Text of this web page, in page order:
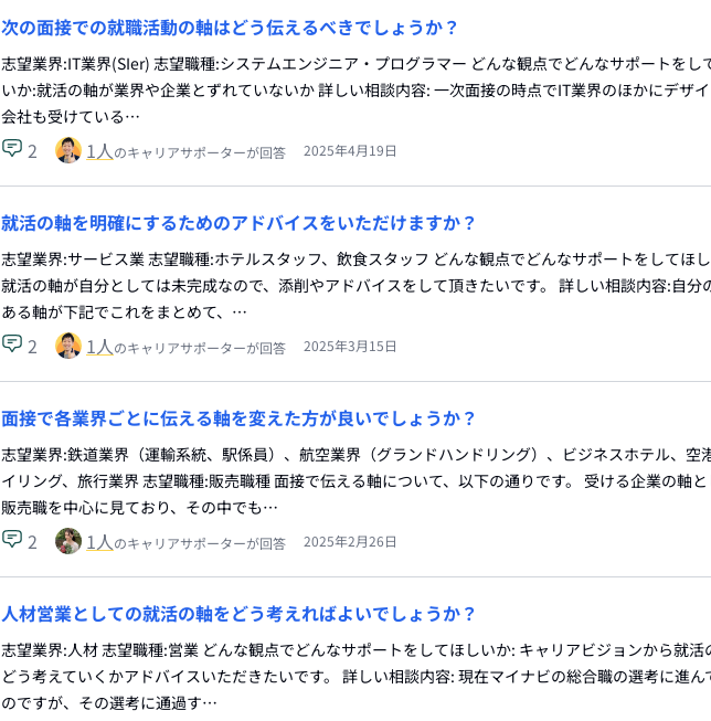
次の面接での就職活動の軸はどう伝えるべきでしょうか？
志望業界:IT業界(SIer) 志望職種:システムエンジニア・プログラマー どんな観点でどんなサポートをし
いか:就活の軸が業界や企業とずれていないか 詳しい相談内容: 一次面接の時点でIT業界のほかにデザ
会社も受けている…
2 1人のキャリアサポーターが回答 2025年4月19日
就活の軸を明確にするためのアドバイスをいただけますか？
志望業界:サービス業 志望職種:ホテルスタッフ、飲食スタッフ どんな観点でどんなサポートをしてほ
就活の軸が自分としては未完成なので、添削やアドバイスをして頂きたいです。 詳しい相談内容:自分
ある軸が下記でこれをまとめて、…
2 1人のキャリアサポーターが回答 2025年3月15日
面接で各業界ごとに伝える軸を変えた方が良いでしょうか？
志望業界:鉄道業界（運輸系統、駅係員）、航空業界（グランドハンドリング）、ビジネスホテル、空
イリング、旅行業界 志望職種:販売職種 面接で伝える軸について、以下の通りです。 受ける企業の軸
販売職を中心に見ており、その中でも…
2 1人のキャリアサポーターが回答 2025年2月26日
人材営業としての就活の軸をどう考えればよいでしょうか？
志望業界:人材 志望職種:営業 どんな観点でどんなサポートをしてほしいか: キャリアビジョンから就活
どう考えていくかアドバイスいただきたいです。 詳しい相談内容: 現在マイナビの総合職の選考に進ん
のですが、その選考に通過す…